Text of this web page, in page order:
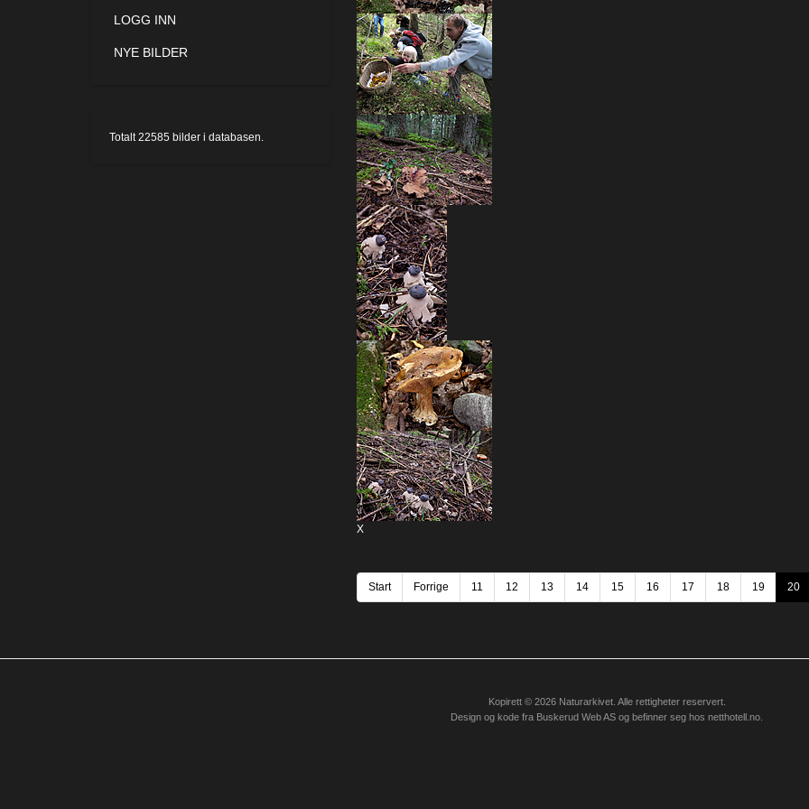
X
Start Forrige 11 12 13 14 15 16 17 18 19 20
LOGG INN
NYE BILDER
Totalt22585 bilder i databasen.
Kopirett © 2026 Naturarkivet. Alle rettigheter reservert.
Design og kode fra Buskerud Web AS og befinner seg hos netthotell.no